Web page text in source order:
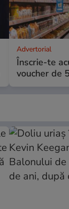
Advertorial
Înscrie-te
voucher de